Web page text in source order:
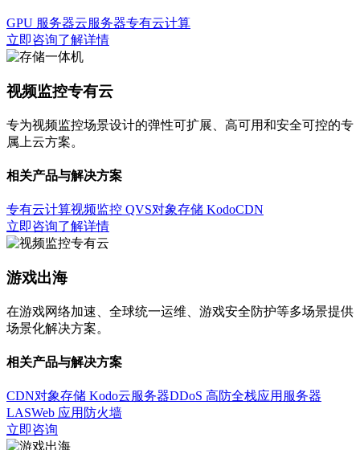
GPU 服务器云服务器专有云计算
立即咨询了解详情
视频监控专有云
专为视频监控场景设计的弹性可扩展、高可用和安全可控的专
属上云方案。
相关产品与解决方案
专有云计算视频监控 QVS对象存储 KodoCDN
立即咨询了解详情
游戏出海
在游戏网络加速、全球统一运维、游戏安全防护等多场景提供
场景化解决方案。
相关产品与解决方案
CDN对象存储 Kodo云服务器DDoS 高防全栈应用服务器
LASWeb 应用防火墙
立即咨询